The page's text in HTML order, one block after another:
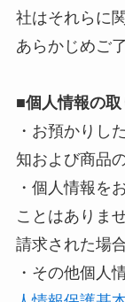
社はそれらに
あらかじめご
■個人情報の
・お預かりし
知および商品
・個人情報を
ことはありま
請求された場
・その他個人